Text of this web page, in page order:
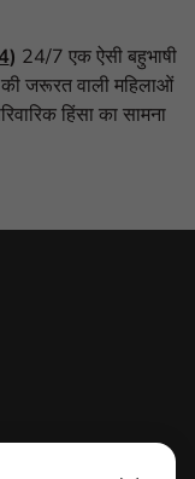
) 24/7 एक ऐसी बहुभाषी
जरूरत वाली महिलाओं
हिंसा का सामना